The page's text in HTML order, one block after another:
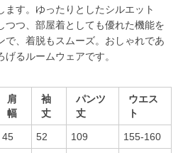
ます。ゆったりとしたシルエット
つつ、部屋着としても優れた機能を
で、着脱もスムーズ。おしゃれであ
るルームウェアです。
肩
幅
袖
丈
パンツ
丈
ウエス
ト
45 52 109 155-160